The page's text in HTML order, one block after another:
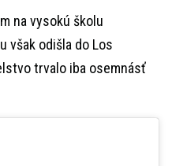
na vysokú školu
však odišla do Los
trvalo iba osemnásť